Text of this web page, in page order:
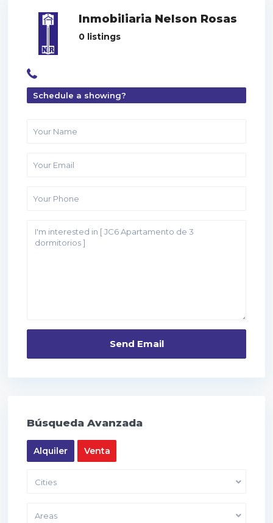
Inmobiliaria Nelson Rosas
0 listings
Schedule a showing?
Búsqueda Avanzada
Alquiler Venta
Cities
Areas